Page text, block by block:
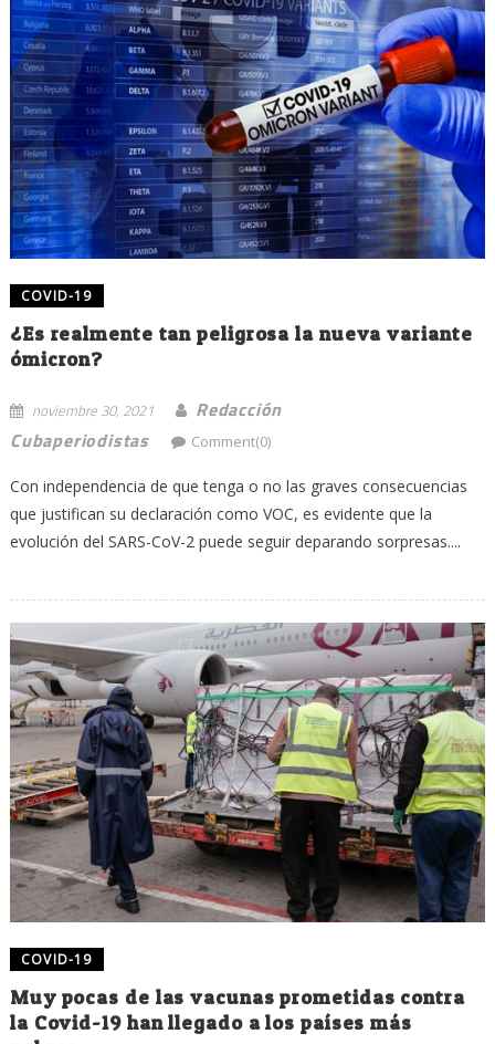
COVID-19
¿Es realmente tan peligrosa la nueva variante
ómicron?
noviembre 30, 2021
Redacción
Cubaperiodistas
Comment(0)
Con independencia de que tenga o no las graves consecuencias
que justifican su declaración como VOC, es evidente que la
evolución del SARS-CoV-2 puede seguir deparando sorpresas....
COVID-19
Muy pocas de las vacunas prometidas contra
la Covid-19 han llegado a los países más